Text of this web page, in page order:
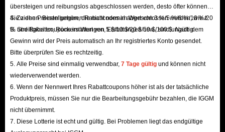
occasional holiday promotions with the chance to receive large discount
our Affiliate Program. Therefore, IGGM is definitely the best place to buy
Chamet diamond top-ups.
24/7 Customer Support, Five-Star Service
If you encounter any problems while recharging your Chamet diamonds on
will respond and resolve all your issues as quickly as possible. If you are
dissatisfied with our service, please feel free to contact us and let us know
übersteigen und reibungslos abgeschlossen werden, desto öfter können
Sie ziehen. Bestellungen, die nicht normal abgeschlossen werden, wie z.
B. Streitigkeiten, Rückerstattungen, Erstattungen usw., sind ungültig.
4. Zu den Preisen gehören Rabattcodes im Wert von 3 %/5 %/8 %/10 %/20
% und Rabattcoupons im Wert von 5 $/10 $/20 $/50 $/100 $. Nach dem
Gewinn wird der Preis automatisch an Ihr registriertes Konto gesendet.
Bitte überprüfen Sie es rechtzeitig.
5. Alle Preise sind einmalig verwendbar, 7 Tage gültig und können nicht
wiederverwendet werden.
6. Wenn der Nennwert Ihres Rabattcoupons höher ist als der tatsächliche
Produktpreis, müssen Sie nur die Bearbeitungsgebühr bezahlen, die IGGM
nicht übernimmt.
7. Diese Lotterie ist echt und gültig. Bei Problemen liegt das endgültige